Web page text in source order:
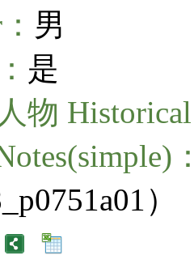
男
是
物 Historical
）